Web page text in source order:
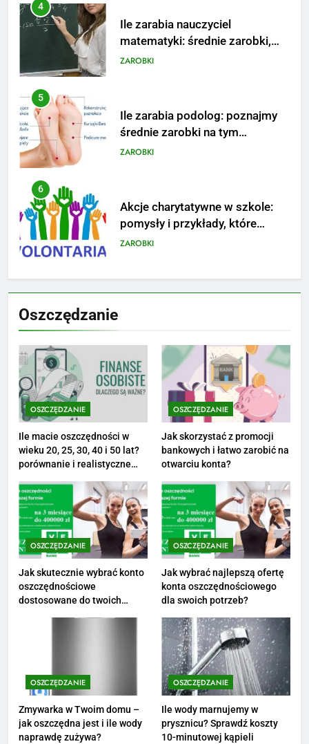
5
Ile zarabia podolog: poznajmy
średnie zarobki na tym
stanowisku
ZAROBKI
6
Akcje charytatywne w szkole:
pomysły i przykłady, które
zainspirują
ZAROBKI
7
Jak przygotować się finansowo
na narodziny dziecka: ile to
kosztuje i jak zaplanować
PORADY
8
1
Ile zarabia striptizer: poznaj
aktualne stawki męskiego
striptizera
ZAROBKI
2
Ile zarabia psycholog szkolny:
poznaj średnie zarobki na tym
stanowisku
ZAROBKI
3
Ile zarabia florysta — średnie
zarobki, dodatki i sposoby na
podwyżkę
Ile zarabia nauczyciel
matematyki: średnie zarobki,
dodatki i perspektywy
ZAROBKI
5
Oszczędzanie
OSZCZĘDZANIE
Ile macie oszczędności w
wieku 20, 25, 30, 40 i 50 lat?
porównanie i realistyczne
OSZCZĘDZANIE
Jak skorzystać z promocji
bankowych i łatwo zarobić na
otwarciu konta?
OSZCZĘDZANIE
Jak skutecznie wybrać konto
oszczędnościowe
dostosowane do twoich
OSZCZĘDZANIE
Jak wybrać najlepszą ofertę
konta oszczędnościowego
dla swoich potrzeb?
OSZCZĘDZANIE
Zmywarka w Twoim domu –
jak oszczędna jest i ile wody
naprawdę zużywa?
OSZCZĘDZANIE
Ile wody marnujemy w
prysznicu? Sprawdź koszty
10-minutowej kąpieli